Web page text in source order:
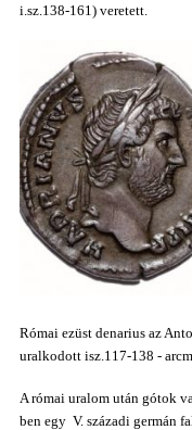
i.sz.138-161) veretett.
Római ezüst denarius az
uralkodott isz.117-138 -
A római uralom után gótok
ben egy V. századi germán